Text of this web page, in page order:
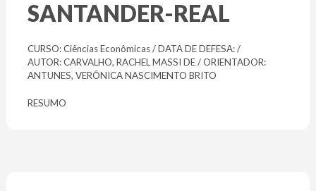
SANTANDER-REAL
CURSO: Ciências Econômicas / DATA DE DEFESA: /
AUTOR: CARVALHO, RACHEL MASSI DE / ORIENTADOR:
ANTUNES, VERÔNICA NASCIMENTO BRITO
RESUMO